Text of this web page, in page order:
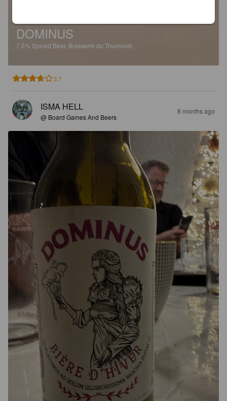
DOMINUS
7.5% Spiced Beer. Brasserie du Triumvirat.
3.7
ISMA HELL
@ Board Games And Beers
8 months ago